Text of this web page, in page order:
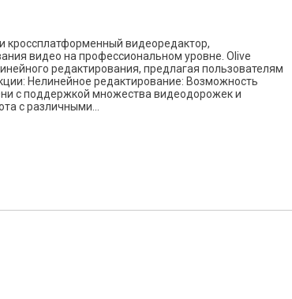
кроссплатформенный видеоредактор,
видео на профессиональном уровне. Olive
редактирования, предлагая пользователям
Нелинейное редактирование: Возможность
с поддержкой множества видеодорожек и
с различными...